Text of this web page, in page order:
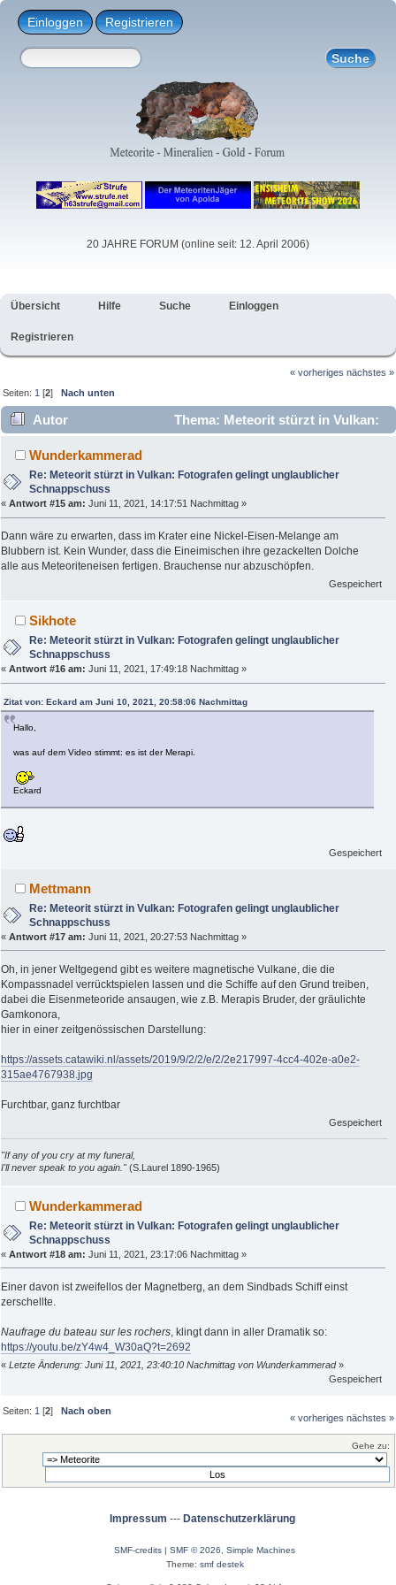
Einloggen Registrieren
20 JAHRE FORUM (online seit: 12. April 2006)
Übersicht Hilfe Suche Einloggen
Registrieren
« vorheriges nächstes »
Seiten: 1 [2]Nach unten
Autor
Thema: Meteorit stürzt in Vulkan:
Fotografen gelingt unglaublicher Schnappschuss (Gelesen
6232 mal)
Wunderkammerad
Re: Meteorit stürzt in Vulkan: Fotografen gelingt unglaublicher
Schnappschuss
« Antwort #15 am: Juni 11, 2021, 14:17:51 Nachmittag »
Dann wäre zu erwarten, dass im Krater eine Nickel-Eisen-Melange am
Blubbern ist. Kein Wunder, dass die Eineimischen ihre gezackelten Dolche
alle aus Meteoriteneisen fertigen. Brauchense nur abzuschöpfen.
Gespeichert
Sikhote
Re: Meteorit stürzt in Vulkan: Fotografen gelingt unglaublicher
Schnappschuss
« Antwort #16 am: Juni 11, 2021, 17:49:18 Nachmittag »
Zitat von: Eckard am Juni 10, 2021, 20:58:06 Nachmittag
Hallo,
was auf dem Video stimmt: es ist der Merapi.
Eckard
Gespeichert
Mettmann
Re: Meteorit stürzt in Vulkan: Fotografen gelingt unglaublicher
Schnappschuss
« Antwort #17 am: Juni 11, 2021, 20:27:53 Nachmittag »
Oh, in jener Weltgegend gibt es weitere magnetische Vulkane, die die
Kompassnadel verrücktspielen lassen und die Schiffe auf den Grund treiben,
dabei die Eisenmeteoride ansaugen, wie z.B. Merapis Bruder, der gräulichte
Gamkonora,
hier in einer zeitgenössischen Darstellung:
https://assets.catawiki.nl/assets/2019/9/2/2/e/2/2e217997-4cc4-402e-a0e2-
315ae4767938.jpg
Furchtbar, ganz furchtbar
Gespeichert
"If any of you cry at my funeral,
I'll never speak to you again."(S.Laurel 1890-1965)
Wunderkammerad
Re: Meteorit stürzt in Vulkan: Fotografen gelingt unglaublicher
Schnappschuss
« Antwort #18 am: Juni 11, 2021, 23:17:06 Nachmittag »
Einer davon ist zweifellos der Magnetberg, an dem Sindbads Schiff einst
zerschellte.
Naufrage du bateau sur les rochers, klingt dann in aller Dramatik so:
https://youtu.be/zY4w4_W30aQ?t=2692
« Letzte Änderung: Juni 11, 2021, 23:40:10 Nachmittag von Wunderkammerad»
Gespeichert
Seiten: 1 [2]Nach oben
« vorheriges nächstes »
Gehe zu:
Impressum --- Datenschutzerklärung
SMF-credits | SMF © 2026
Simple Machines
Theme: smf destek